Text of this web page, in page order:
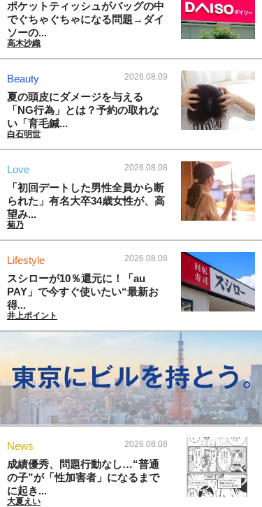
ポケットティッシュがバッグの中
でぐちゃぐちゃになる問題→ダイ
ソーの...
高木沙織
Beauty 2026.08.09
夏の頭皮にダメージを与える
「NG行為」とは？予約の取れな
い「育毛鍼...
白石明世
Love 2026.08.08
「初回デートした男性全員から断
られた」有名大卒34歳女性が、高
望み...
菊乃
Lifestyle 2026.08.08
スシローが10％還元に！「au
PAY」で今すぐ使いたい“最新お
得...
井上ポイント
News 2026.08.08
成績優秀、問題行動なし…“普通
の子”が「性加害者」になるまで
に起き...
大夏えい